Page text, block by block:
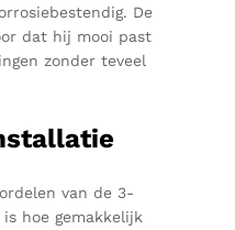
De
dat hij mooi past
zonder teveel
van de 3-
hoe gemakkelijk